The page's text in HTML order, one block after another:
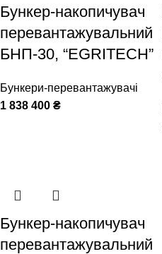
Бункер-накопичувач
перевантажувальний
БНП-30, “EGRITECH”
Бункери-перевантажувачі
1 838 400 ₴
Бункер-накопичувач
перевантажувальний